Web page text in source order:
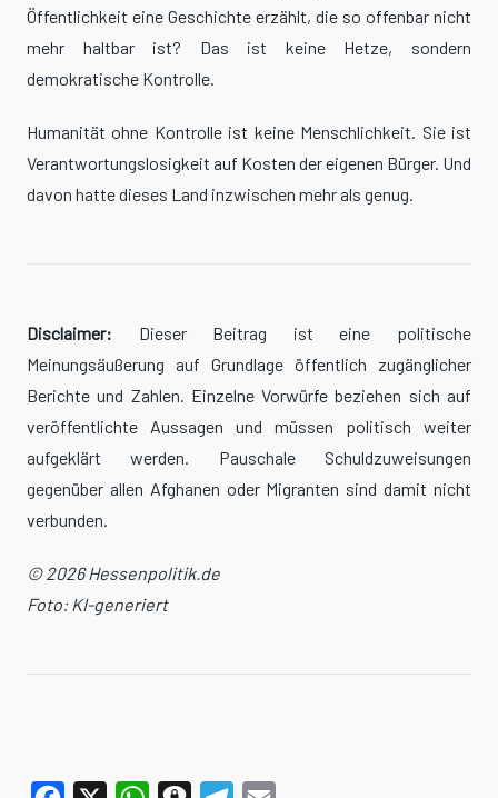
Öffentlichkeit eine Geschichte erzählt, die so offenbar nicht
mehr haltbar ist? Das ist keine Hetze, sondern
demokratische Kontrolle.
Humanität ohne Kontrolle ist keine Menschlichkeit. Sie ist
Verantwortungslosigkeit auf Kosten der eigenen Bürger. Und
davon hatte dieses Land inzwischen mehr als genug.
Disclaimer: Dieser Beitrag ist eine politische
Meinungsäußerung auf Grundlage öffentlich zugänglicher
Berichte und Zahlen. Einzelne Vorwürfe beziehen sich auf
veröffentlichte Aussagen und müssen politisch weiter
aufgeklärt werden. Pauschale Schuldzuweisungen
gegenüber allen Afghanen oder Migranten sind damit nicht
verbunden.
© 2026 Hessenpolitik.de
Foto: KI-generiert